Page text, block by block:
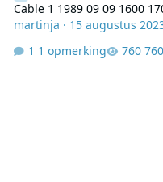
Cable 1 1989 09 09 1600
martinja · 15 augustus
1 opmerking